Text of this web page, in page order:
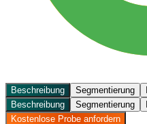
Beschreibung Segmentierung
Beschreibung
Segmentierung
Kostenlose Probe anfordern